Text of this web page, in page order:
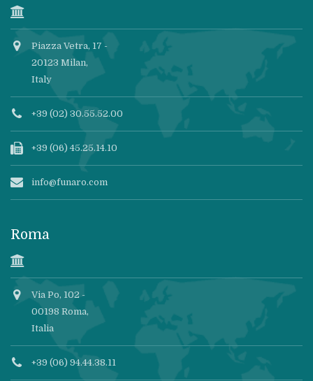
Piazza Vetra, 17 -
20123 Milan,
Italy
+39 (02) 30.55.52.00
+39 (06) 45.25.14.10
info@funaro.com
Roma
Via Po, 102 -
00198 Roma,
Italia
+39 (06) 94.44.38.11